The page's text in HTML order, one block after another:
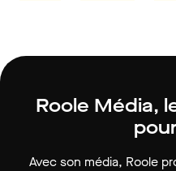
Roole Média,
Avec son média, Roole